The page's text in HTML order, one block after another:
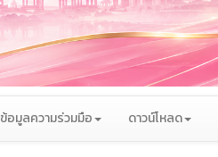
ข้อมูลความร่วมมือ ดาวน์โหลด